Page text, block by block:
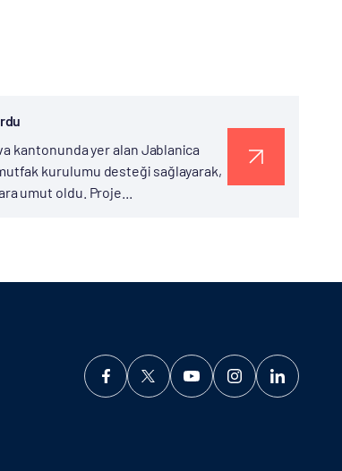
kantonunda yer alan Jablanica
kurulumu desteği sağlayarak,
umut oldu. Proje...